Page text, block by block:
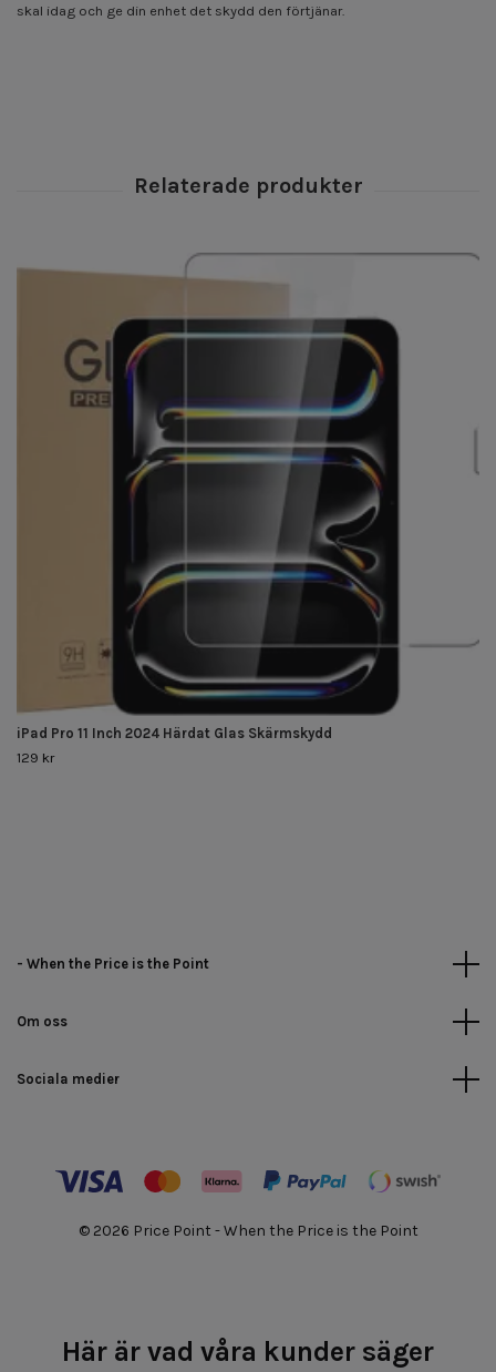
skal idag och ge din enhet det skydd den förtjänar.
iPad Pro 11 Inch 2024 Härdat Glas Skärmskydd
129 kr
- When the Price is the Point
Om oss
Sociala medier
© 2026 Price Point - When the Price is the Point
Här är vad våra kunder säger